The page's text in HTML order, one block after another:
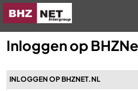
Inloggen op
INLOGGEN OP BHZNET.NL